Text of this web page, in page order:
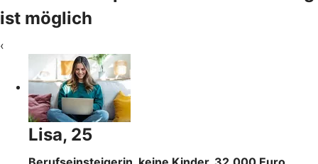
ist möglich
‹
Lisa, 25